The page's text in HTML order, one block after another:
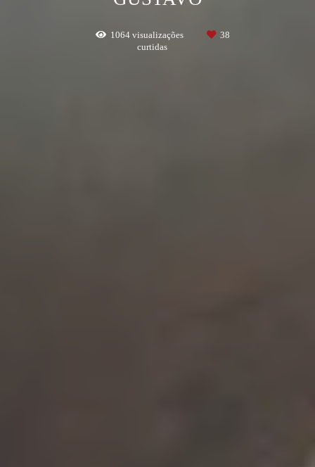
1064 visualizações
38
curtidas